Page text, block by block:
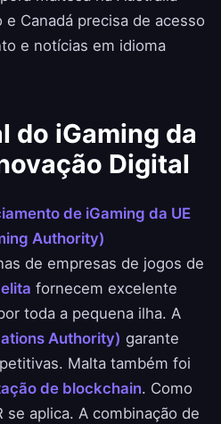
Canadá precisa de acesso
e notícias em idioma
do iGaming da
Digital
de iGaming da UE
Authority)
de empresas de jogos de
fornecem excelente
toda a pequena ilha. A
Authority) garante
Malta também foi
de blockchain. Como
se aplica. A combinação de